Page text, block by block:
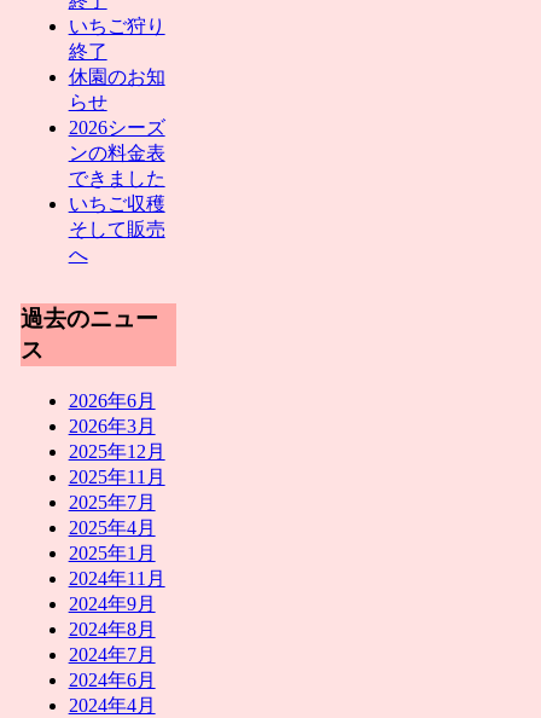
いちご狩り
終了
休園のお知
らせ
2026シーズ
ンの料金表
できました
いちご収穫
そして販売
へ
過去のニュー
ス
2026年6月
2026年3月
2025年12月
2025年11月
2025年7月
2025年4月
2025年1月
2024年11月
2024年9月
2024年8月
2024年7月
2024年6月
2024年4月